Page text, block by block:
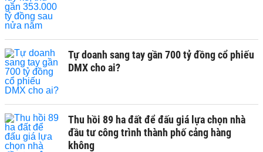
Tự doanh sang tay gần 700 tỷ đồng cổ phiếu
DMX cho ai?
Thu hồi 89 ha đất để đấu giá lựa chọn nhà
đầu tư công trình thành phố cảng hàng
không